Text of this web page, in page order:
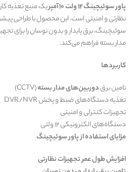
پاور سوئیچینگ 12 ولت 10 آمپر
یک منبع تغذیه
نظارتی و امنیتی است. این محصول با طراحی
سوئیچینگ، برق پایدار و بدون نوسان را برای
مدار بسته فراهم می‌کند.
کاربردها
تامین برقدوربین‌های مدار بسته(CCTV)
تغذیه دستگاه‌های ضبط و پخش DVR/NVR
تجهیزات کنترلی و امنیتی
دستگاه‌های الکترونیکی 12 ولتی
مزایای استفاده از پاور سوئیچینگ
افزایش طول عمر تجهیزات نظارتی